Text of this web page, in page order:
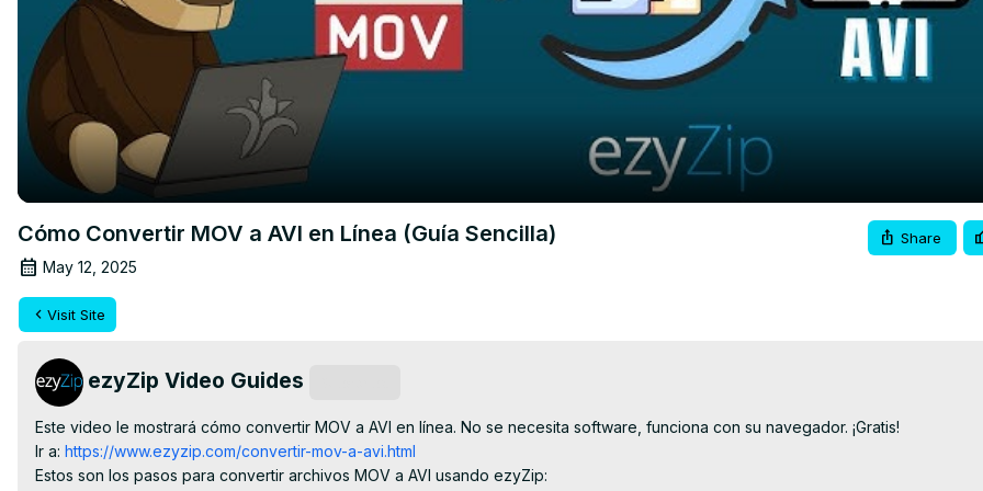
Cómo Convertir MOV a AVI en Línea (Guía Sencilla)
May 12, 2025
Share
Visit Site
ezyZip Video Guides
Este video le mostrará cómo convertir MOV a AVI en línea. No se necesita software, funciona con su navegador. ¡Gratis!
Ir a: https://www.ezyzip.com/convertir-mov-a-avi.html
Estos son los pasos para convertir archivos MOV a AVI usando ezyZip: